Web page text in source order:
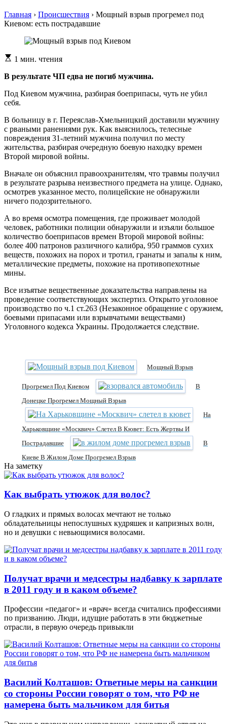
Главная › Происшествия › Мощный взрыв прогремел под
Киевом: есть пострадавшие
Расчетное
чтения
1 мин. чтения
В результате ЧП едва не погиб мужчина.
Под Киевом мужчина, разбирая боеприпасы, чуть не убил
себя.
В больницу в г. Переяслав-Хмельницкий доставили мужчину
с рваными ранениями рук. Как выяснилось, телесные
повреждения 31-летний мужчина получил по месту
жительства, разбирая очередную боевую находку времен
Второй мировой войны.
Вначале он объяснил правоохранителям, что травмы получил
в результате разрыва неизвестного предмета на улице. Однако,
осмотрев указанное место, полицейские не обнаружили
ничего подозрительного.
А во время осмотра помещения, где проживает молодой
человек, работники полиции обнаружили и изъяли большое
количество боеприпасов времен Второй мировой войны:
более 400 патронов различного калибра, 950 граммов сухих
веществ, похожих на порох и тротил, гранаты и запалы к ним,
металлические предметы, похожие на противопехотные
мины.
Все изъятые вещественные доказательства направлены на
проведение соответствующих экспертиз. Открыто уголовное
производство по ч.1 ст.263 (Незаконное обращение с оружием,
боевыми припасами или взрывчатыми веществами)
Уголовного кодекса Украины. Продолжается следствие.
Мощный Взрыв
Прогремел Под Киевом
В
Донецке Прогремел Мощный Взрыв
На
Харьковщине «Москвич» Слетел В Кювет: Есть Жертвы И
Пострадавшие
В
Киеве В Жилом Доме Прогремел Взрыв
На заметку
Как выбрать утюжок для волос?
О гладких и прямых волосах мечтают не только
обладательницы непослушных кудряшек и капризных волн,
но и девушки с невьющимися волосами.
Получат врачи и медсестры надбавку к зарплате
в 2011 году и в каком объеме?
Профессии «педагог» и «врач» всегда считались профессиями
по призванию. Люди, идущие работать в эти бюджетные
отрасли, в первую очередь привыкли
Василий Колташов: Ответные меры на санкции
со стороны России говорят о том, что РФ не
намерена быть мальчиком для битья